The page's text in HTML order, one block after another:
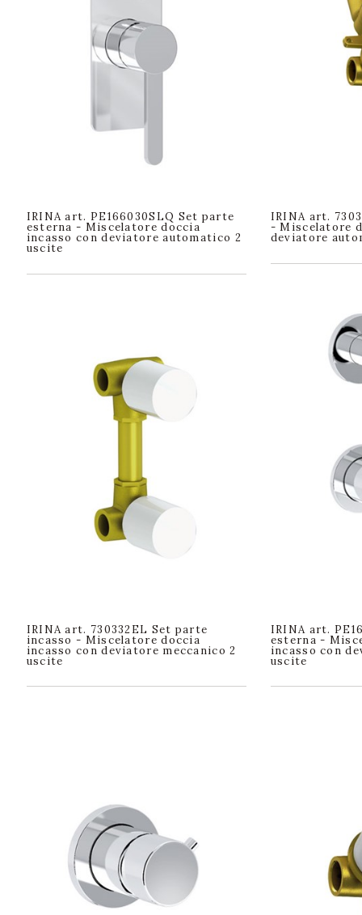
IRINA art. PE166030SLQ Set parte
esterna - Miscelatore doccia
incasso con deviatore automatico 2
uscite
IRINA art.
- Miscelatore
deviatore
IRINA art. 730332EL Set parte
incasso - Miscelatore doccia
incasso con deviatore meccanico 2
uscite
IRINA art.
esterna -
incasso con
uscite